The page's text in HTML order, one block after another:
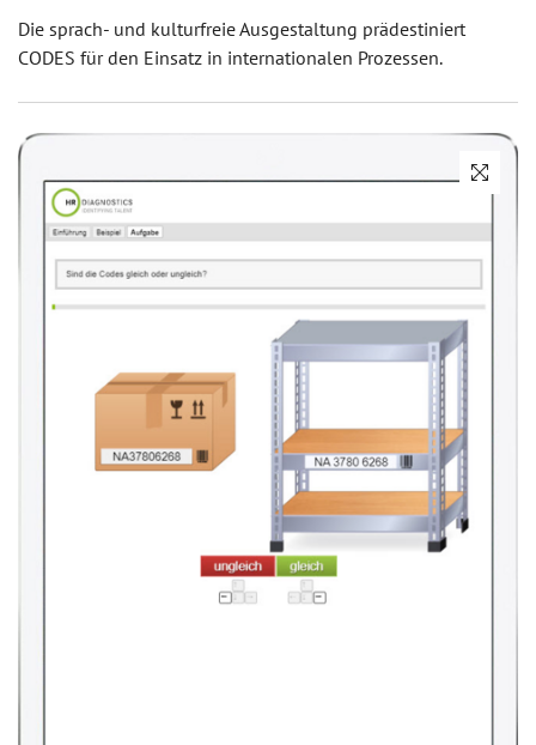
Die sprach- und kulturfreie Ausgestaltung prädestiniert
CODES für den Einsatz in internationalen Prozessen.